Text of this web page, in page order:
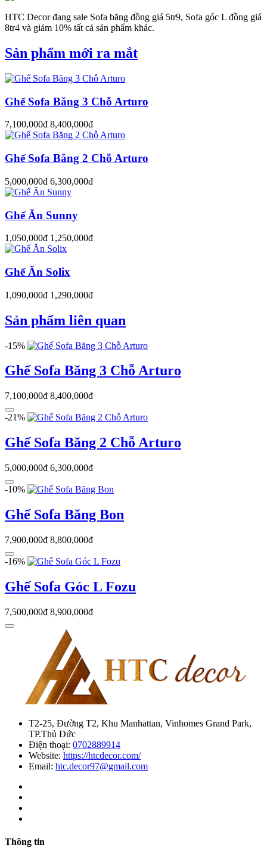
HTC Decor đang sale Sofa băng đồng giá 5tr9, Sofa góc L đồng giá
8tr4 và giảm 10% tất cả sản phẩm khác.
Sản phẩm mới ra mắt
Ghế Sofa Băng 3 Chỗ Arturo
7,100,000đ 8,400,000đ
Ghế Sofa Băng 2 Chỗ Arturo
5,000,000đ 6,300,000đ
Ghế Ăn Sunny
1,050,000đ 1,250,000đ
Ghế Ăn Solix
1,090,000đ 1,290,000đ
Sản phẩm liên quan
-15%
Ghế Sofa Băng 3 Chỗ Arturo
7,100,000đ 8,400,000đ
-21%
Ghế Sofa Băng 2 Chỗ Arturo
5,000,000đ 6,300,000đ
-10%
Ghế Sofa Băng Bon
7,900,000đ 8,800,000đ
-16%
Ghế Sofa Góc L Fozu
7,500,000đ 8,900,000đ
T2-25, Đường T2, Khu Manhattan, Vinhomes Grand Park,
TP.Thủ Đức
Điện thoại: 0702889914
Website: https://htcdecor.com/
Email: htc.decor97@gmail.com
Thông tin